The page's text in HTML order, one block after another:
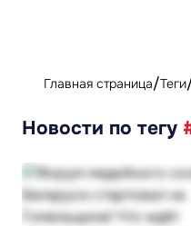
Главная страница Теги
Новости по тегу